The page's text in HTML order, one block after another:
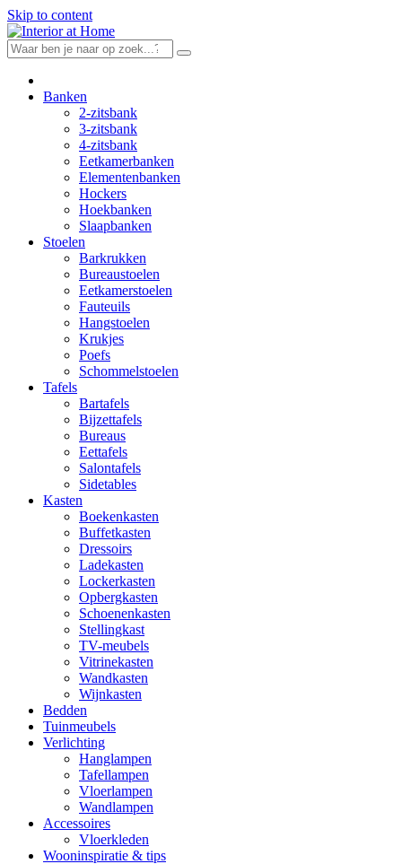
Skip to content
Banken
2-zitsbank
3-zitsbank
4-zitsbank
Eetkamerbanken
Elementenbanken
Hockers
Hoekbanken
Slaapbanken
Stoelen
Barkrukken
Bureaustoelen
Eetkamerstoelen
Fauteuils
Hangstoelen
Krukjes
Poefs
Schommelstoelen
Tafels
Bartafels
Bijzettafels
Bureaus
Eettafels
Salontafels
Sidetables
Kasten
Boekenkasten
Buffetkasten
Dressoirs
Ladekasten
Lockerkasten
Opbergkasten
Schoenenkasten
Stellingkast
TV-meubels
Vitrinekasten
Wandkasten
Wijnkasten
Bedden
Tuinmeubels
Verlichting
Hanglampen
Tafellampen
Vloerlampen
Wandlampen
Accessoires
Vloerkleden
Wooninspiratie & tips